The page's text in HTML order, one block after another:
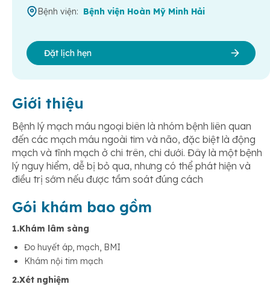
Giới thiệu
Bệnh lý mạch máu ngoại biên là nhóm bệnh liên quan
đến các mạch máu ngoài tim và não, đặc biệt là động
mạch và tĩnh mạch ở chi trên, chi dưới. Đây là một bệnh
lý nguy hiểm, dễ bị bỏ qua, nhưng có thể phát hiện và
điều trị sớm nếu được tầm soát đúng cách
Gói khám bao gồm
1.Khám lâm sàng
Đo huyết áp, mạch, BMI
Khám nội tim mạch
2.Xét nghiệm
Bệnh viện: Bệnh viện Hoàn Mỹ Minh Hải
Đặt lịch hẹn